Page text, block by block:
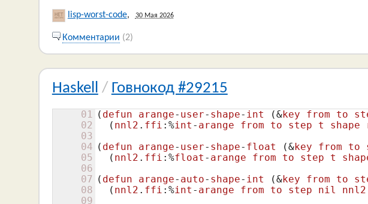
lisp-worst-code, 30 Мая 2026
Комментарии (2)
Haskell / Говнокод #29215
01
02
03
04
05
06
07
08
09
( defun arange- user- shape- int (&key from to
( nnl2 . ffi :%int - arange from to step t shape
( defun arange- user- shape- float (&key from to
( nnl2 . ffi :%float - arange from to step t
( defun arange- auto- shape- int (&key from to
( nnl2 . ffi :%int - arange from to step nil nnl2